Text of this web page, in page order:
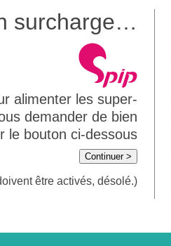
surcharge…
alimenter les super-
demander de bien
le bouton ci-dessous
Continuer >
être activés, désolé.)